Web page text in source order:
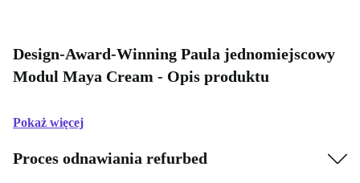
Design-Award-Winning Paula jednomiejscowy
Modul Maya Cream - Opis produktu
Pokaż więcej
Proces odnawiania refurbed